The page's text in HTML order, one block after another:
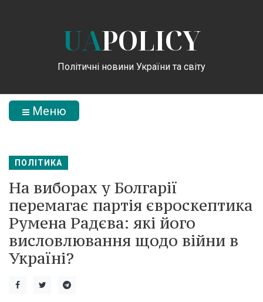
UAPOLICY
Політичні новини України та світу
Меню
ПОЛІТИКА
На виборах у Болгарії
перемагає партія євроскептика
Румена Радєва: які його
висловлювання щодо війни в
Україні?